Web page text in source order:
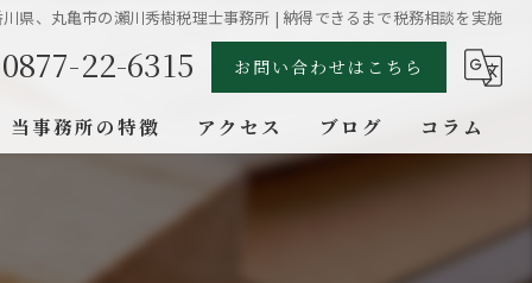
県、丸亀市の瀨川秀樹税理士事務所 | 納得できるまで税務相談を実施
0877-22-6315 お問い合わせはこちら
当事務所の特徴 アクセス ブログ コラム